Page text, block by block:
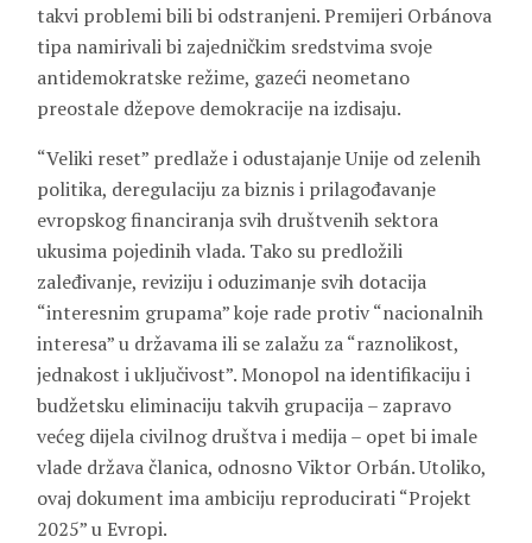
takvi problemi bili bi odstranjeni. Premijeri Orbánova
tipa namirivali bi zajedničkim sredstvima svoje
antidemokratske režime, gazeći neometano
preostale džepove demokracije na izdisaju.
“Veliki reset” predlaže i odustajanje Unije od zelenih
politika, deregulaciju za biznis i prilagođavanje
evropskog financiranja svih društvenih sektora
ukusima pojedinih vlada. Tako su predložili
zaleđivanje, reviziju i oduzimanje svih dotacija
“interesnim grupama” koje rade protiv “nacionalnih
interesa” u državama ili se zalažu za “raznolikost,
jednakost i uključivost”. Monopol na identifikaciju i
budžetsku eliminaciju takvih grupacija – zapravo
većeg dijela civilnog društva i medija – opet bi imale
vlade država članica, odnosno Viktor Orbán. Utoliko,
ovaj dokument ima ambiciju reproducirati “Projekt
2025” u Evropi.